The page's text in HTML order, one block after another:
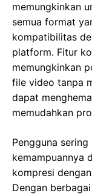
memungkinkan
semua format
kompatibilitas
platform. Fitur
memungkinkan
file video tanpa
dapat
memudahkan
Pengguna
kemampuannya
kompresi
Dengan